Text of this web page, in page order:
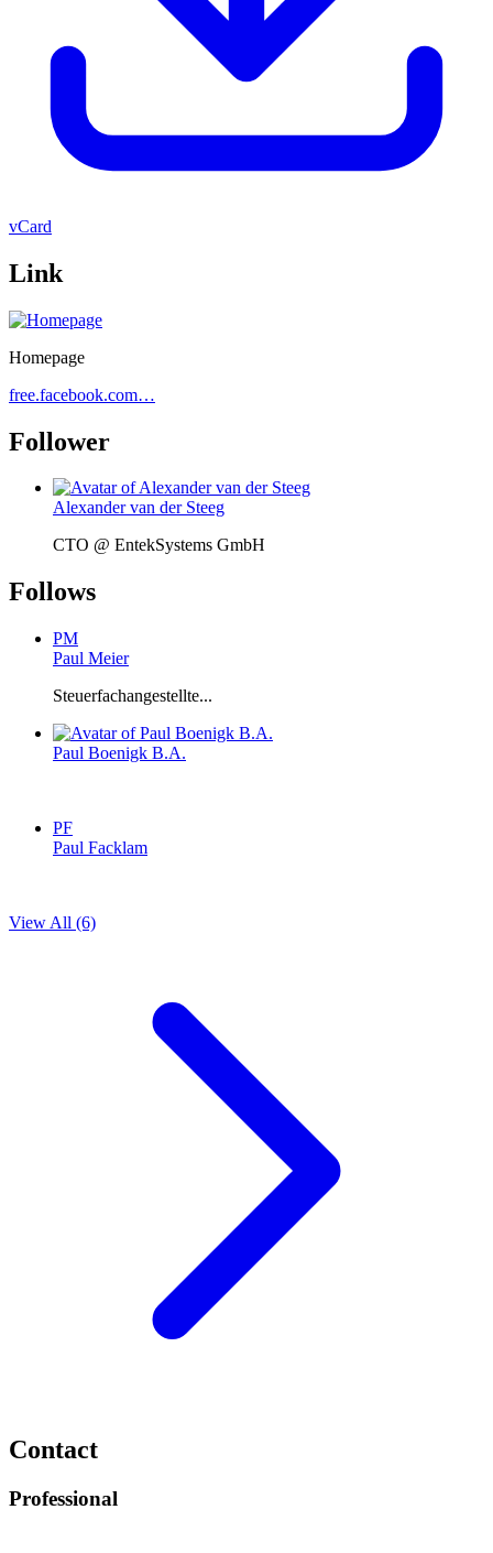
vCard
Link
Homepage
free.facebook.com…
Follower
Alexander van der Steeg
CTO @ EntekSystems GmbH
Follows
PM
Paul Meier
Steuerfachangestellte...
Paul Boenigk B.A.
PF
Paul Facklam
View All (6)
Contact
Professional